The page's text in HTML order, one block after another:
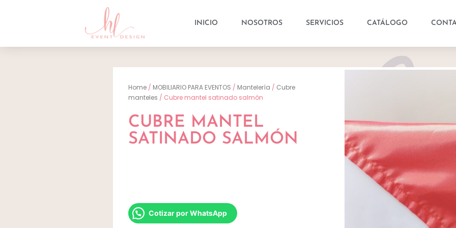
INICIO NOSOTROS SERVICIOS CATÁLOGO
Home / MOBILIARIO PARA EVENTOS / Mantelería / Cubre
manteles / Cubre mantel satinado salmón
CUBRE MANTEL
SATINADO SALMÓN
Cotizar por WhatsApp